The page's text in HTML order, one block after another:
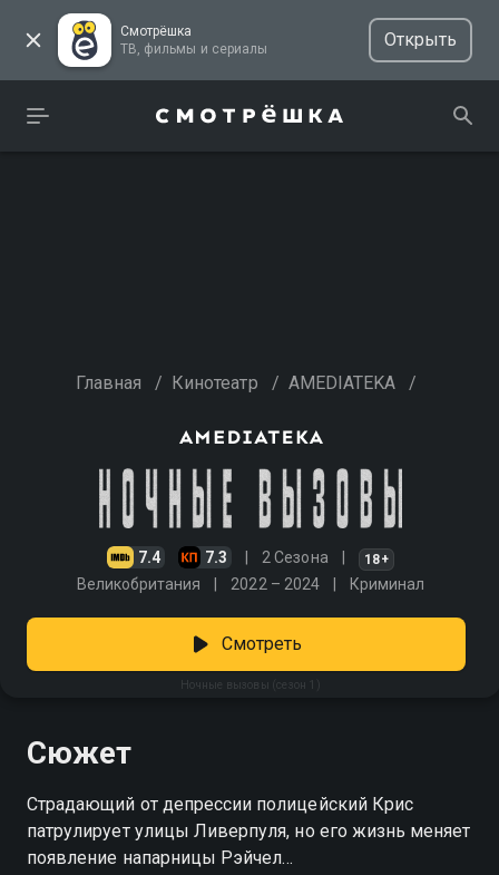
Смотрёшка
ТВ, фильмы и сериалы
Открыть
Главная / Кинотеатр / AMEDIATEKA /
7.4 7.3 2 Сезона 18+
Великобритания 2022 – 2024 Криминал
Ночные вызовы (сезон 1)
Смотреть
Сюжет
Страдающий от депрессии полицейский Крис
патрулирует улицы Ливерпуля, но его жизнь меняет
появление напарницы Рэйчел